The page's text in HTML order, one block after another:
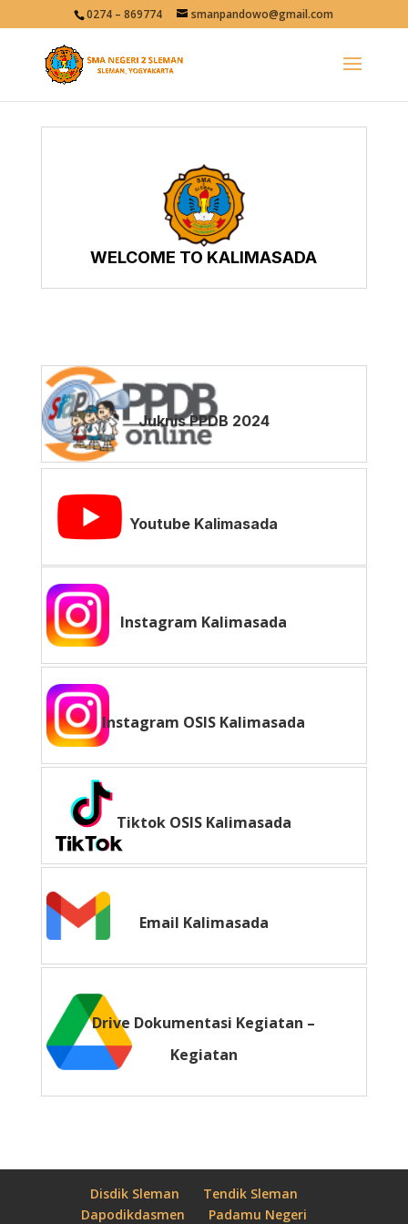
0274 – 869774 smanpandowo@gmail.com
WELCOME TO KALIMASADA
Juknis PPDB 2024
Youtube Kalimasada
Instagram Kalimasada
Instagram OSIS Kalimasada
Tiktok OSIS Kalimasada
Email Kalimasada
Drive Dokumentasi Kegiatan –
Kegiatan
Disdik Sleman
Tendik Sleman
Dapodikdasmen
Padamu Negeri